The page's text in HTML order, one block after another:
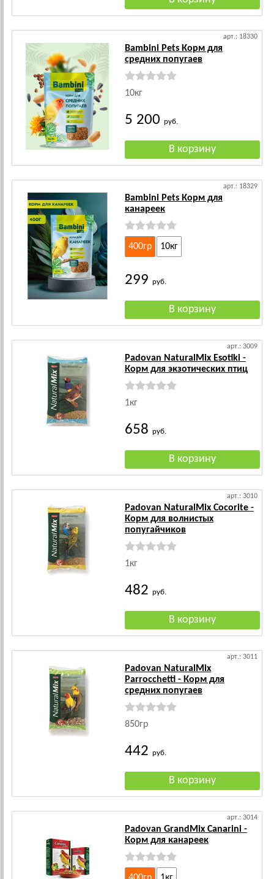
арт.: 18330
Bambini Pets Корм для
средних попугаев
10кг
5 200 руб.
арт.: 18329
Bambini Pets Корм для
канареек
400гр 10кг
299 руб.
арт.: 3009
Padovan NaturalMix Esotiki -
Корм для экзотических птиц
1кг
658 руб.
арт.: 3010
Padovan NaturalMix Cocorite -
Корм для волнистых
попугайчиков
1кг
482 руб.
арт.: 3011
Padovan NaturalMix
Parrocchetti - Корм для
средних попугаев
850гр
442 руб.
арт.: 3014
Padovan GrandMix Canarini -
Корм для канареек